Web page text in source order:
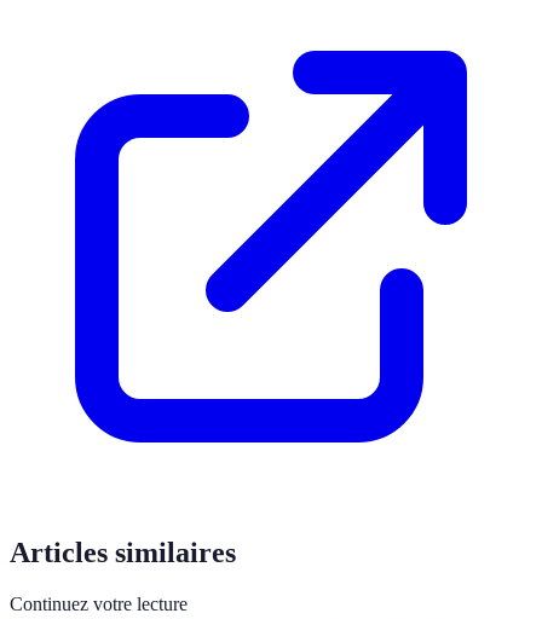
Articles similaires
Continuez votre lecture